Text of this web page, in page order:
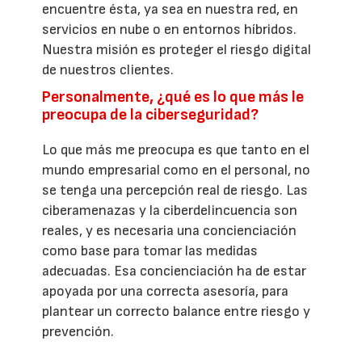
encuentre ésta, ya sea en nuestra red, en
servicios en nube o en entornos híbridos.
Nuestra misión es proteger el riesgo digital
de nuestros clientes.
Personalmente, ¿qué es lo que más le
preocupa de la ciberseguridad?
Lo que más me preocupa es que tanto en el
mundo empresarial como en el personal, no
se tenga una percepción real de riesgo. Las
ciberamenazas y la ciberdelincuencia son
reales, y es necesaria una concienciación
como base para tomar las medidas
adecuadas. Esa concienciación ha de estar
apoyada por una correcta asesoría, para
plantear un correcto balance entre riesgo y
prevención.